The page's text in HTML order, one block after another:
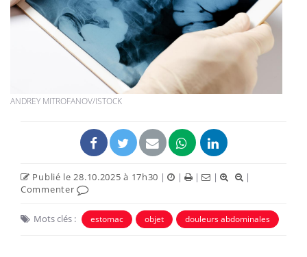
ANDREY MITROFANOV/ISTOCK
Publié le 28.10.2025 à 17h30 | | | |
|
Commenter
Mots clés : estomac objet douleurs abdominales